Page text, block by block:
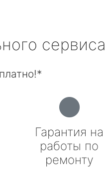
сервиса
Гарантия на
работы по
ремонту